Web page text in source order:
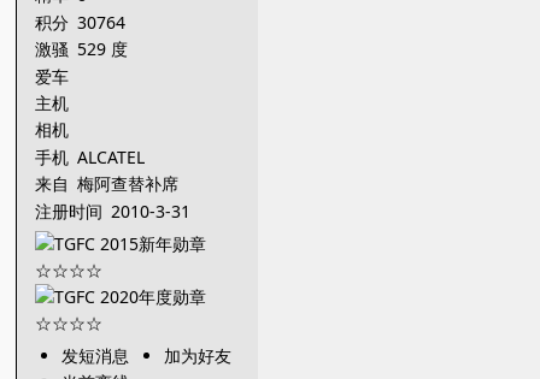
积分 30764
激骚 529 度
爱车
主机
相机
手机 ALCATEL
来自 梅阿查替补席
注册时间 2010-3-31
发短消息
加为好友